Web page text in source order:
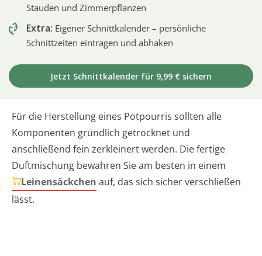
Stauden und Zimmerpflanzen
Extra: Eigener Schnittkalender – persönliche
Schnittzeiten eintragen und abhaken
Jetzt Schnittkalender für 9,99 € sichern
Für die Herstellung eines Potpourris sollten alle
Komponenten gründlich getrocknet und
anschließend fein zerkleinert werden. Die fertige
Duftmischung bewahren Sie am besten in einem
Leinensäckchen auf, das sich sicher verschließen
lässt.